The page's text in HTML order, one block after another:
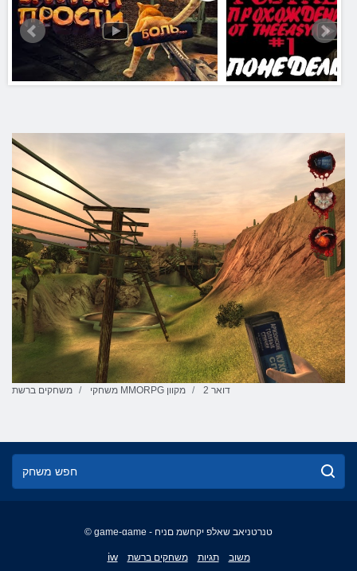
משחקים ברשת משחקי MMORPG מקוון דואר 2
© game-game - טנרטניאב שאלפ יקחשמ םניח
iw משחקים ברשת תגיות משוב